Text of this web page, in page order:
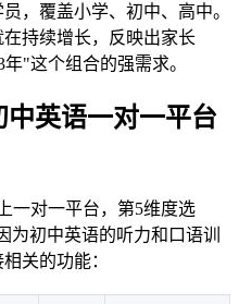
员，覆盖小学、初中、高中。
持续增长，反映出家长
"这个组合的强需求。
中英语一对一平台
一对一平台，第5维度选
初中英语的听力和口语训
关的功能：